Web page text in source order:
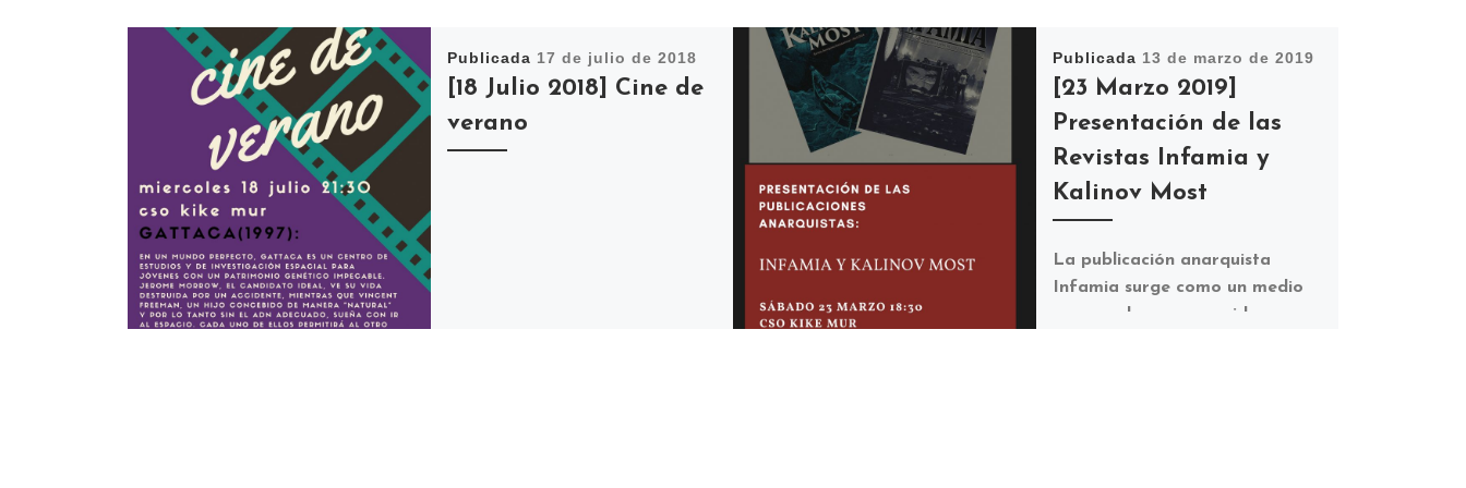
Publicada 17 de julio de 2018
[18 Julio 2018] Cine de
verano
Publicada 13 de marzo de 2019
[23 Marzo 2019]
Presentación de las
Revistas Infamia y
Kalinov Most
La publicación anarquista
Infamia surge como un medio
para poder expresar ideas,